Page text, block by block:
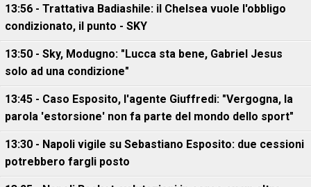
13:56 - Trattativa Badiashile: il Chelsea vuole l'obbligo
condizionato, il punto - SKY
13:50 - Sky, Modugno: "Lucca sta bene, Gabriel Jesus
solo ad una condizione"
13:45 - Caso Esposito, l'agente Giuffredi: "Vergogna, la
parola 'estorsione' non fa parte del mondo dello sport"
13:30 - Napoli vigile su Sebastiano Esposito: due cessioni
potrebbero fargli posto